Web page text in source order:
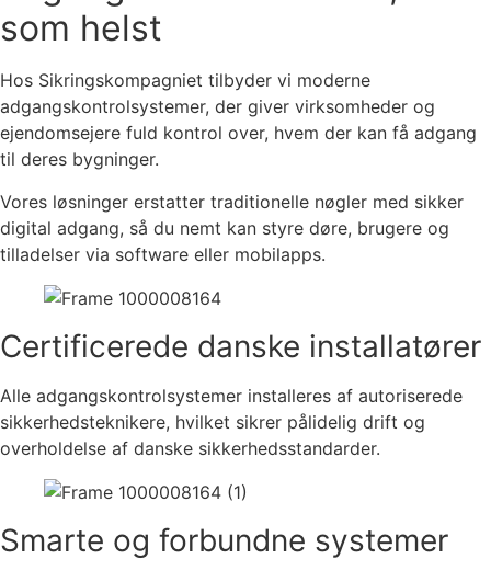
som helst
Hos Sikringskompagniet tilbyder vi moderne
adgangskontrolsystemer, der giver virksomheder og
ejendomsejere fuld kontrol over, hvem der kan få adgang
til deres bygninger.
Vores løsninger erstatter traditionelle nøgler med sikker
digital adgang, så du nemt kan styre døre, brugere og
tilladelser via software eller mobilapps.
Certificerede danske installatører
Alle adgangskontrolsystemer installeres af autoriserede
sikkerhedsteknikere, hvilket sikrer pålidelig drift og
overholdelse af danske sikkerhedsstandarder.
Smarte og forbundne systemer